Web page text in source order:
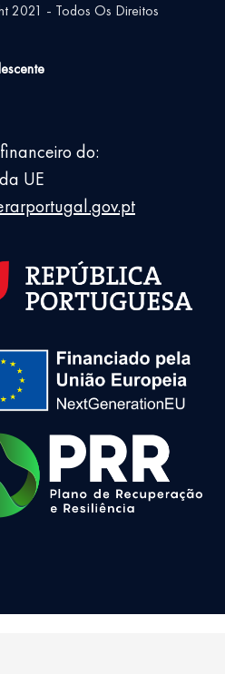
2021 - Todos Os Direitos
do:
UE